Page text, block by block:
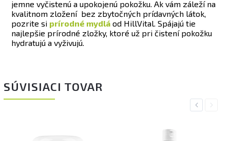
jemne vyčistenú a upokojenú pokožku. Ak vám záleží na
kvalitnom zložení bez zbytočných prídavných látok,
pozrite si prírodné mydlá od HillVital. Spájajú tie
najlepšie prírodné zložky, ktoré už pri čistení pokožku
hydratujú a vyživujú.
SÚVISIACI TOVAR
PreviousNext